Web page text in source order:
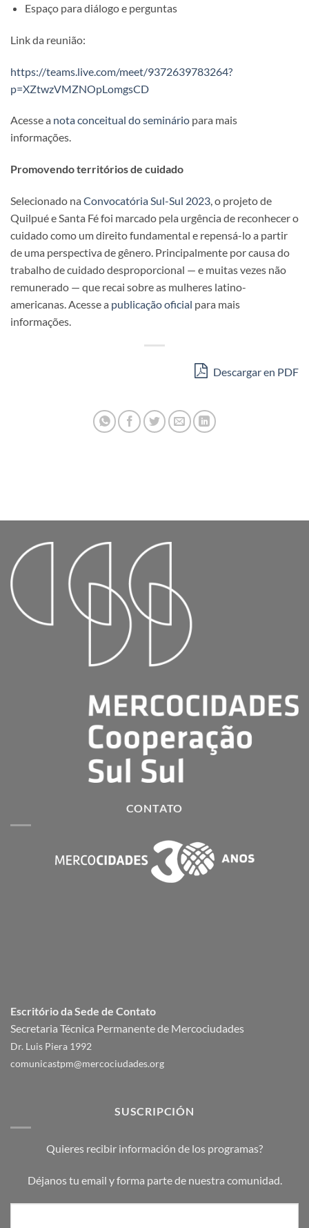
Espaço para diálogo e perguntas
Link da reunião:
https://teams.live.com/meet/9372639783264?
p=XZtwzVMZNOpLomgsCD
Acesse a nota conceitual do seminário para mais
informações.
Promovendo territórios de cuidado
Selecionado na Convocatória Sul-Sul 2023, o projeto de
Quilpué e Santa Fé foi marcado pela urgência de reconhecer o
cuidado como um direito fundamental e repensá-lo a partir
de uma perspectiva de gênero. Principalmente por causa do
trabalho de cuidado desproporcional — e muitas vezes não
remunerado — que recai sobre as mulheres latino-
americanas. Acesse a publicação oficial para mais
informações.
Descargar en PDF
CONTATO
Escritório da Sede de Contato
Secretaria Técnica Permanente de Mercociudades
Dr. Luis Piera 1992
comunicastpm@mercociudades.org
SUSCRIPCIÓN
Quieres recibir información de los programas?
Déjanos tu email y forma parte de nuestra comunidad.